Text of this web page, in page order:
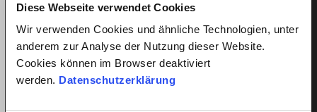
Diese Webseite verwendet Cookies
Wir verwenden Cookies und ähnliche Technologien, unter
anderem zur Analyse der Nutzung dieser Website.
Cookies können im Browser deaktiviert
werden. Datenschutzerklärung
Employee registration
Employee login
Win a Language Course